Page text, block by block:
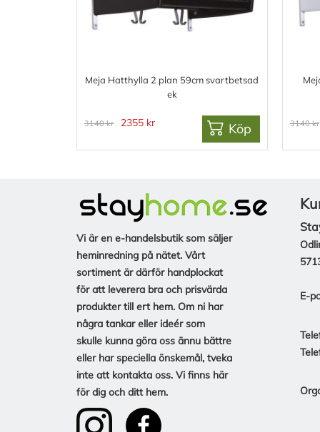
Meja Hatthylla 2 plan 59cm svartbetsad
ek
3140 kr 2355 kr Köp 3140 kr
Vi är en e-handelsbutik som säljer
heminredning på nätet. Vårt
sortiment är därför handplockat
för att leverera bra och prisvärda
produkter till ert hem. Om ni har
några tankar eller ideér som
skulle kunna göra oss ännu bättre
eller har speciella önskemål, tveka
inte att kontakta oss. Vi finns här
för dig och ditt hem.
E-